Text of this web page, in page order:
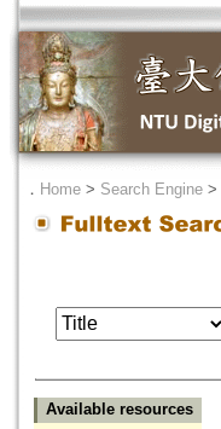
． Home > Search Engine >
Available resources